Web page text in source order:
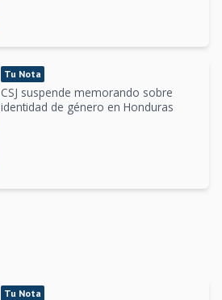
Tu Nota
CSJ suspende memorando sobre
identidad de género en Honduras
Tu Nota